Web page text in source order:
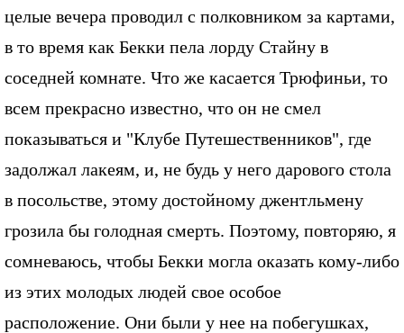
целые вечера проводил с полковником за картами,
в то время как Бекки пела лорду Стайну в
соседней комнате. Что же касается Трюфиньи, то
всем прекрасно известно, что он не смел
показываться и "Клубе Путешественников", где
задолжал лакеям, и, не будь у него дарового стола
в посольстве, этому достойному джентльмену
грозила бы голодная смерть. Поэтому, повторяю, я
сомневаюсь, чтобы Бекки могла оказать кому-либо
из этих молодых людей свое особое
расположение. Они были у нее на побегушках,